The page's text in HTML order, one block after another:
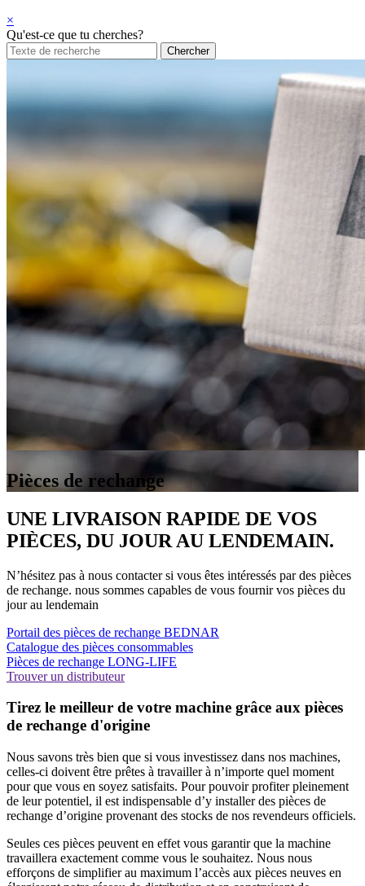
×
Qu'est-ce que tu cherches?
Pièces de rechange
UNE LIVRAISON RAPIDE DE VOS
PIÈCES, DU JOUR AU LENDEMAIN.
N’hésitez pas à nous contacter si vous êtes intéressés par des pièces
de rechange. nous sommes capables de vous fournir vos pièces du
jour au lendemain
Portail des pièces de rechange BEDNAR
Catalogue des pièces consommables
Pièces de rechange LONG-LIFE
Trouver un distributeur
Tirez le meilleur de votre machine grâce aux pièces
de rechange d'origine
Nous savons très bien que si vous investissez dans nos machines,
celles-ci doivent être prêtes à travailler à n’importe quel moment
pour que vous en soyez satisfaits. Pour pouvoir profiter pleinement
de leur potentiel, il est indispensable d’y installer des pièces de
rechange d’origine provenant des stocks de nos revendeurs officiels.
Seules ces pièces peuvent en effet vous garantir que la machine
travaillera exactement comme vous le souhaitez. Nous nous
efforçons de simplifier au maximum l’accès aux pièces neuves en